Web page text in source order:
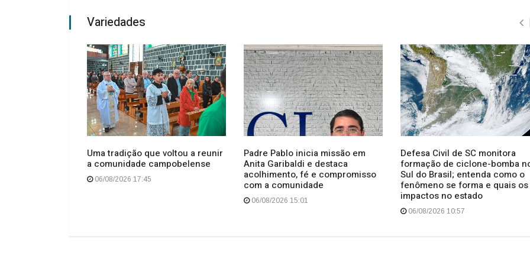
Variedades
Uma tradição que voltou a reunir
a comunidade campobelense
06/08/2026 17:45
Padre Pablo inicia missão em
Anita Garibaldi e destaca
acolhimento, fé e compromisso
com a comunidade
06/08/2026 15:01
Defesa Civil de SC monitora
formação de ciclone-bomba
Sul do Brasil; entenda como o
fenômeno se forma e quais os
impactos no estado
06/08/2026 10:57